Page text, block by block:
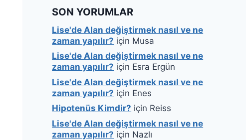
SON YORUMLAR
Lise'de Alan değiştirmek nasıl ve ne
zaman yapılır? için Musa
Lise'de Alan değiştirmek nasıl ve ne
zaman yapılır? için Esra Ergün
Lise'de Alan değiştirmek nasıl ve ne
zaman yapılır? için Enes
Hipotenüs Kimdir? için Reiss
Lise'de Alan değiştirmek nasıl ve ne
zaman yapılır? için Nazlı